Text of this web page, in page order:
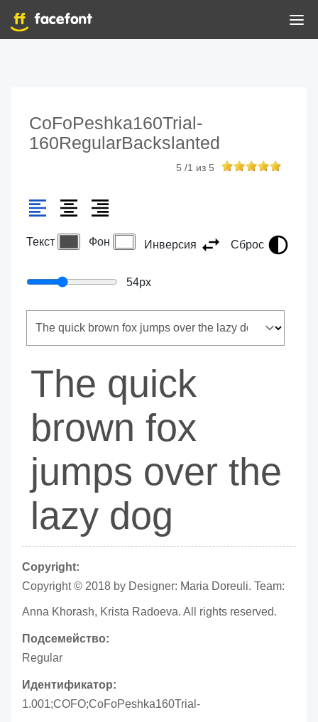
CoFoPeshka160Trial-
160RegularBackslanted
5 /1 из 5
Текст Фон Инверсия Сброс
54px
The quick
brown fox
jumps over the
lazy dog
Copyright:
Copyright © 2018 by Designer: Maria Doreuli. Team:
Anna Khorash, Krista Radoeva. All rights reserved.
Подсемейство:
Regular
Идентификатор:
1.001;COFO;CoFoPeshka160Trial-